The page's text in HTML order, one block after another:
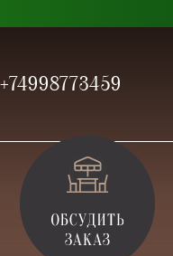
+74998773459